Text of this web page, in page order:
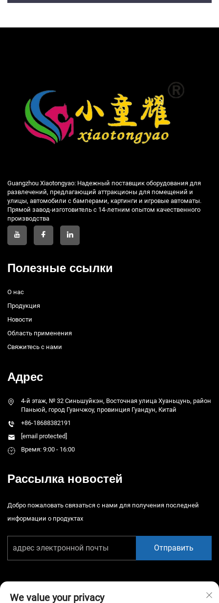
игры со стрельбой из пистолета
Guangzhou Xiaotongyao: Надежный поставщик оборудования для
развлечений, предлагающий аттракционы для помещений и
улицы, автомобили с бамперами, картинги и игровые автоматы.
Прямой завод-изготовитель с 14-летним опытом качественного
производства
Полезные ссылки
О нас
Продукция
Новости
Область применения
Свяжитесь с нами
Адрес
4-й этаж, № 32 Синьшуйкэн, Восточная улица Хуаньцунь, район
Паньюй, город Гуанчжоу, провинция Гуандун, Китай
+86-18688382191
[email protected]
Время: 9:00 - 16:00
Рассылка новостей
Добро пожаловать связаться с нами для получения последней
информации о продуктах
Отправить
We value your privacy